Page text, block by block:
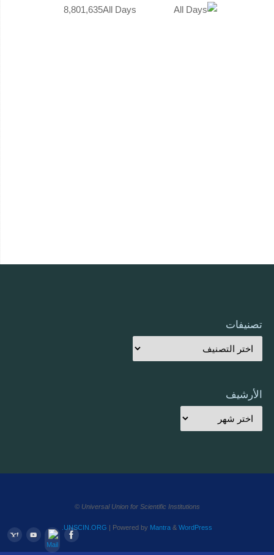
All Days
8,801,635
تصنيفات
الأرشيف
Universal Union for Scientific Institutions ©
UNSCIN.ORG | Powered by Mantra & WordPress.